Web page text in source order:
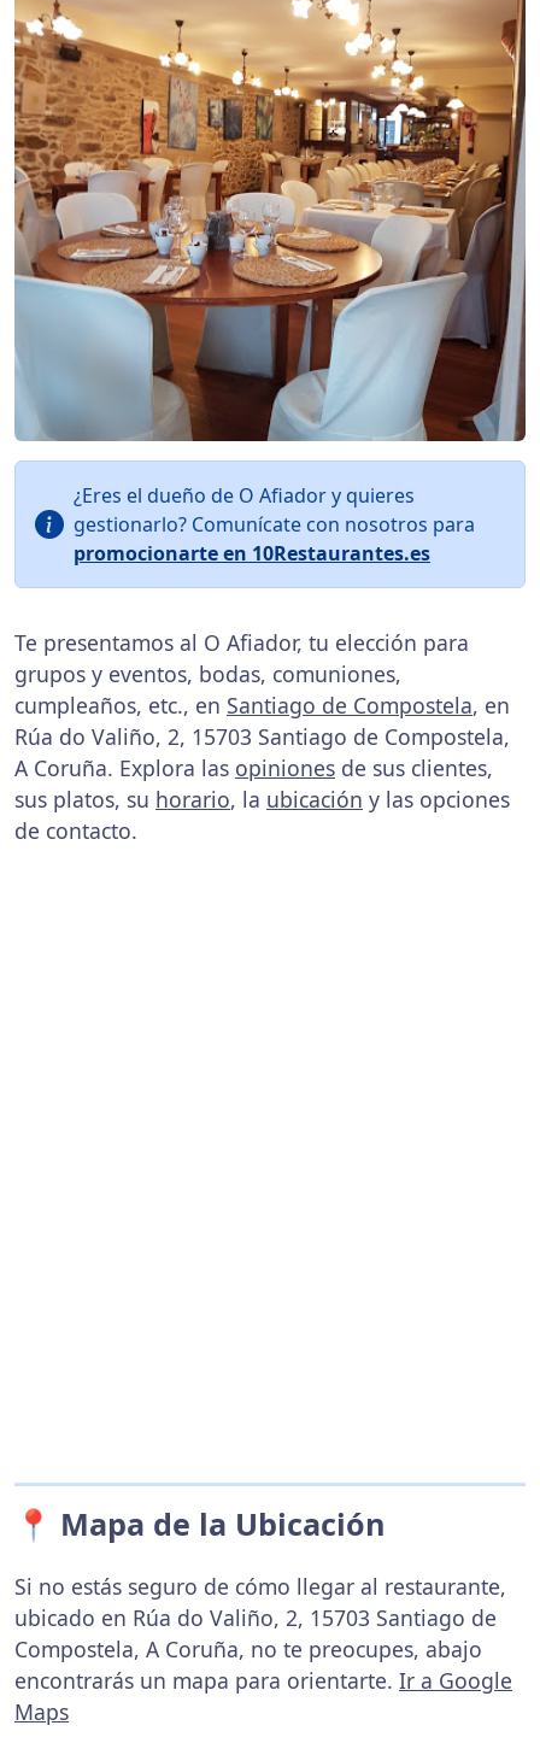
¿Eres el dueño de O Afiador y quieres
gestionarlo? Comunícate con nosotros para
promocionarte en 10Restaurantes.es
Te presentamos al O Afiador, tu elección para
grupos y eventos, bodas, comuniones,
cumpleaños, etc., en Santiago de Compostela, en
Rúa do Valiño, 2, 15703 Santiago de Compostela,
A Coruña. Explora las opiniones de sus clientes,
sus platos, su horario, la ubicación y las opciones
de contacto.
📍 Mapa de la Ubicación
Si no estás seguro de cómo llegar al restaurante,
ubicado en Rúa do Valiño, 2, 15703 Santiago de
Compostela, A Coruña, no te preocupes, abajo
encontrarás un mapa para orientarte. Ir a Google
Maps